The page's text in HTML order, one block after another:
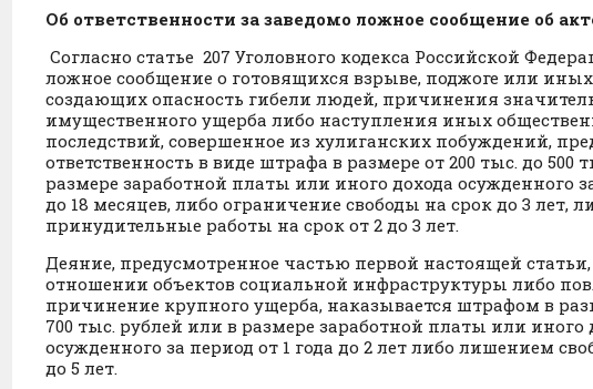
Об ответственности за заведомо ложное сообщение об
Согласно статье 207 Уголовного кодекса Российской
ложное сообщение о готовящихся взрыве, поджоге или
создающих опасность гибели людей, причинения
имущественного ущерба либо наступления иных
последствий, совершенное из хулиганских побуждений,
ответственность в виде штрафа в размере от 200 тыс. до 500
размере заработной платы или иного дохода осужденного
до 18 месяцев, либо ограничение свободы на срок до 3 лет,
принудительные работы на срок от 2 до 3 лет.
Деяние, предусмотренное частью первой настоящей
отношении объектов социальной инфраструктуры либо
причинение крупного ущерба, наказывается штрафом в
700 тыс. рублей или в размере заработной платы или иного
осужденного за период от 1 года до 2 лет либо лишением
до 5 лет.